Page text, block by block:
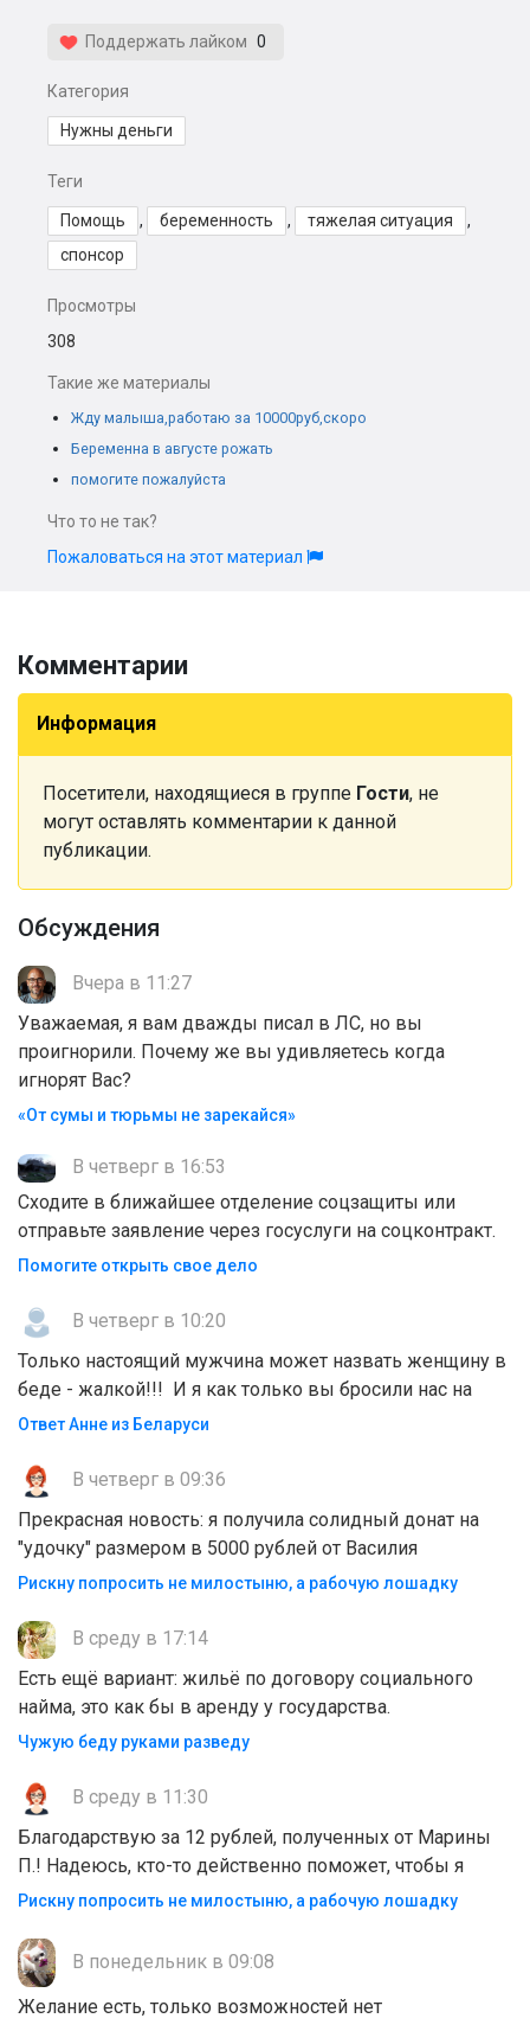
Поддержать лайком 0
Категория
Нужны деньги
Теги
Помощь , беременность , тяжелая ситуация
,
спонсор
Просмотры
308
Такие же материалы
Жду малыша,работаю за 10000руб,скоро
Беременна в августе рожать
помогите пожалуйста
Что то не так?
Пожаловаться на этот материал
Комментарии
Информация
Посетители, находящиеся в группе Гости, не
могут оставлять комментарии к данной
публикации.
Обсуждения
Вчера в 11:27
Уважаемая, я вам дважды писал в ЛС, но вы
проигнорили. Почему же вы удивляетесь когда
игнорят Вас?
«От сумы и тюрьмы не зарекайся»
В четверг в 16:53
Сходите в ближайшее отделение соцзащиты или
отправьте заявление через госуслуги на соцконтракт.
Помогите открыть свое дело
В четверг в 10:20
Только настоящий мужчина может назвать женщину в
беде - жалкой!!! И я как только вы бросили нас на
Ответ Анне из Беларуси
В четверг в 09:36
Прекрасная новость: я получила солидный донат на
"удочку" размером в 5000 рублей от Василия
Рискну попросить не милостыню, а рабочую лошадку
В среду в 17:14
Есть ещё вариант: жильё по договору социального
найма, это как бы в аренду у государства.
Чужую беду руками разведу
В среду в 11:30
Благодарствую за 12 рублей, полученных от Марины
П.! Надеюсь, кто-то действенно поможет, чтобы я
Рискну попросить не милостыню, а рабочую лошадку
В понедельник в 09:08
Желание есть, только возможностей нет